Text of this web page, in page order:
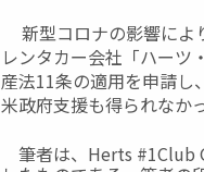
新型コロナの影響によ
レンタカー会社「ハー
産法11条の適用を申請し
米政府支援も得られなか
筆者は、Herts #1Club